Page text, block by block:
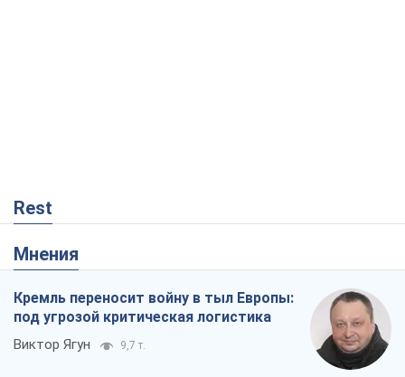
Rest
Мнения
Кремль переносит войну в тыл Европы:
под угрозой критическая логистика
Виктор Ягун 9,7 т.